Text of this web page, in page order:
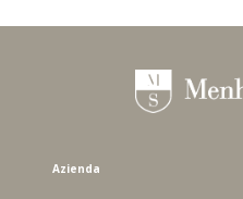
Azienda